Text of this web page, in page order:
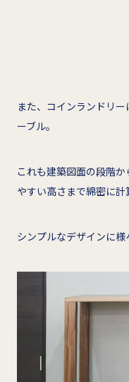
また、コインランドリ
ーブル。
これも建築図面の段階
やすい高さまで綿密に計
シンプルなデザインに様